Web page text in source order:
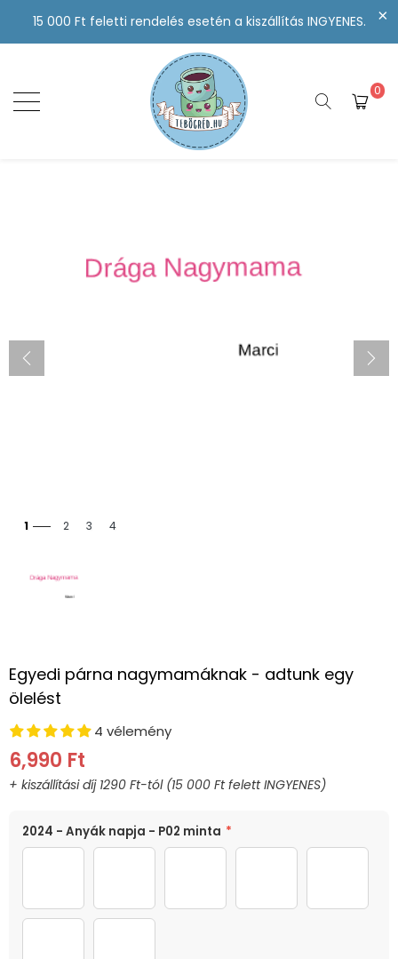
15 000 Ft feletti rendelés esetén a kiszállítás INGYENES.
0
1 2 3 4
Egyedi párna nagymamáknak - adtunk egy
ölelést
4 vélemény
6,990 Ft
SZÍN
2024 - Anyák napja - P02 minta *